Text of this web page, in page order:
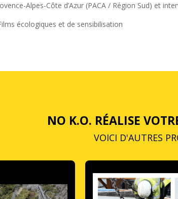
Alpes-Côte d’Azur (PACA / Région Sud) et
écologiques et de sensibilisation
NO K.O. RÉALISE
VOICI D'AUTRES